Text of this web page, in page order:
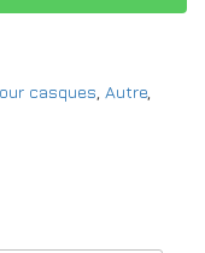
casques, Autre,